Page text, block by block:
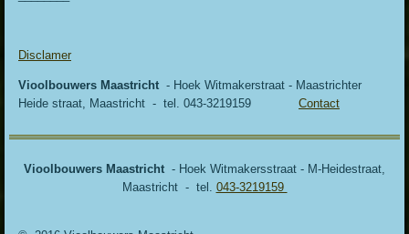
Disclamer
Vioolbouwers Maastricht - Hoek Witmakerstraat - Maastrichter
Heide straat, Maastricht - tel. 043-3219159 Contact
Vioolbouwers Maastricht - Hoek Witmakersstraat - M-Heidestraat,
Maastricht - tel. 043-3219159